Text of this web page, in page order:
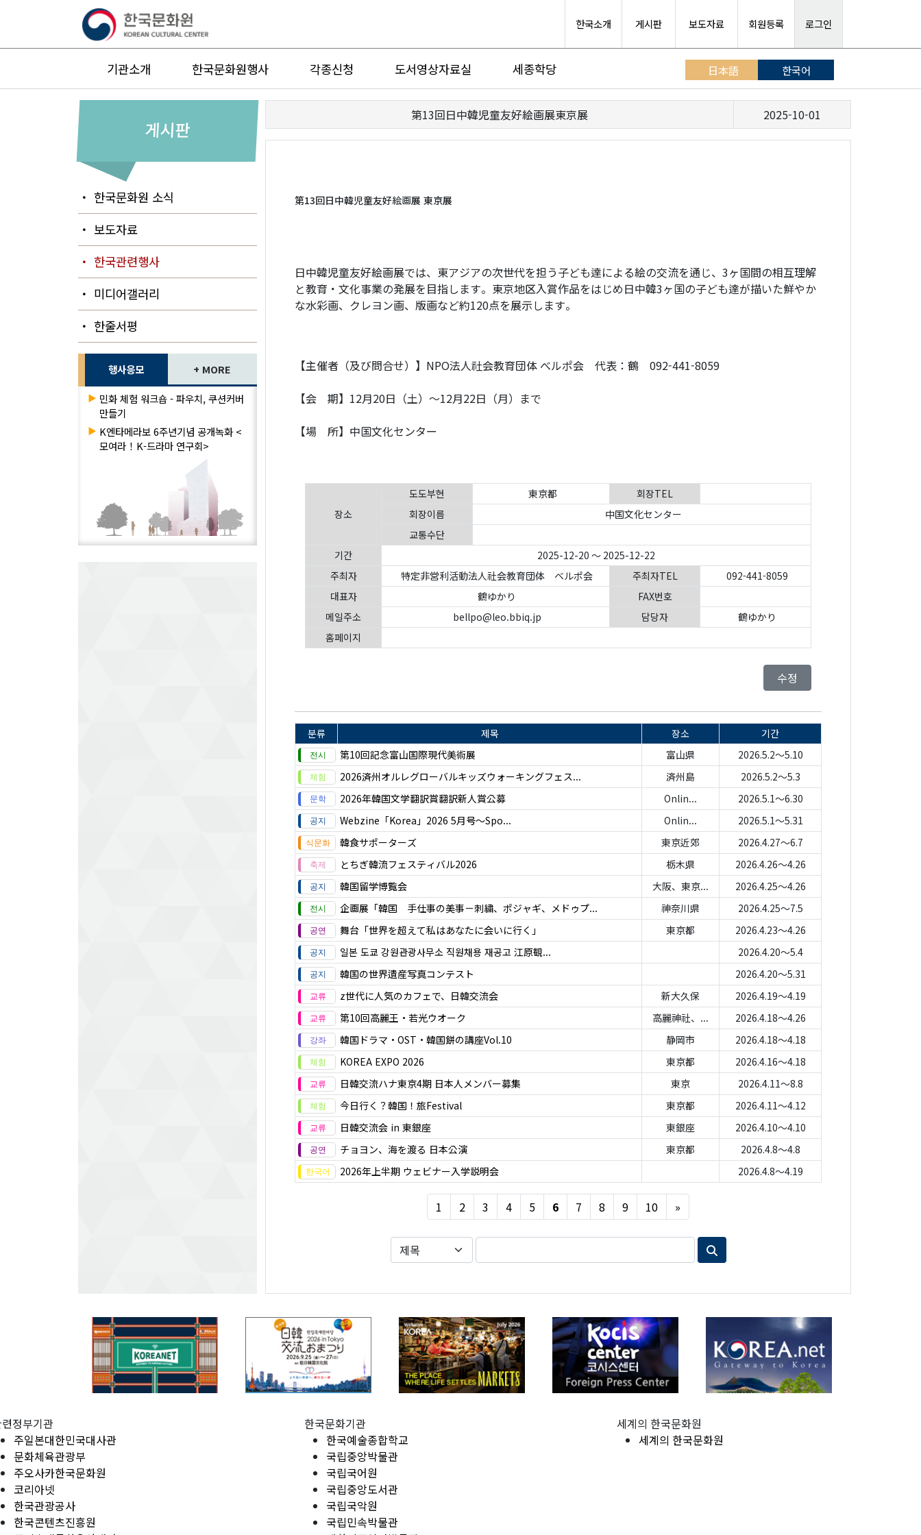
한국소개 게시판 보도자료 회원등록 로그인
기관소개 한국문화원행사 각종신청 도서영상자료실 세종학당 日本語 한국어
게시판
・ 한국문화원 소식
・ 보도자료
・ 한국관련행사
・ 미디어갤러리
・ 한줄서평
행사응모 + MORE
▶ 민화 체험 워크숍 - 파우치, 쿠션커버
만들기
▶ K엔타메라보 6주년기념 공개녹화 <
모여라！K-드라마 연구회>
第13回日中韓児童友好絵画展東京展 2025-10-01
第13回日中韓児童友好絵画展 東京展
日中韓児童友好絵画展では、東アジアの次世代を担う子ども達による絵の交流を通じ、3ヶ国間の相互理解
と教育・文化事業の発展を目指します。東京地区入賞作品をはじめ日中韓3ヶ国の子ども達が描いた鮮やか
な水彩画、クレヨン画、版画など約120点を展示します。
【主催者（及び問合せ）】NPO法人社会教育団体 べルポ会 代表：鶴 092-441-8059
【会 期】12月20日（土）～12月22日（月）まで
【場 所】中国文化センター
장소
도도부현 東京都
회장TEL
회장이름
中国文化センター
교통수단
기간
2025-12-20 ～ 2025-12-22
주최자
特定非営利活動法人社会教育団体 ベルポ会 주최자TEL
092-441-8059
대표자
鶴ゆかり
FAX번호
메일주소
bellpo@leo.bbiq.jp 담당자
鶴ゆかり
홈페이지
수정
분류 제목 장소
기간
第10回記念富山国際現代美術展
富山県
2026.5.2～5.10
2026済州オルレグローバルキッズウォーキングフェス...
済州島
2026.5.2～5.3
2026年韓国文学翻訳賞翻訳新人賞公募
Onlin...
2026.5.1～6.30
Webzine「Korea」2026 5月号～Spo...
Onlin...
2026.5.1～5.31
韓食サポーターズ
東京近郊
2026.4.27～6.7
とちぎ韓流フェスティバル2026
栃木県
2026.4.26～4.26
韓国留学博覧会
大阪、東京...
2026.4.25～4.26
企画展「韓国 手仕事の美事－刺繍、ポジャギ、メドゥプ...
神奈川県
2026.4.25～7.5
舞台「世界を超えて私はあなたに会いに行く」
東京都
2026.4.23～4.26
일본 도쿄 강원관광사무소 직원채용 재공고 江原観...
2026.4.20～5.4
韓国の世界遺産写真コンテスト
2026.4.20～5.31
z世代に人気のカフェで、日韓交流会
新大久保
2026.4.19～4.19
第10回高麗王・若光ウオーク
高麗神社、...
2026.4.18～4.26
韓国ドラマ・OST・韓国餅の講座Vol.10
静岡市
2026.4.18～4.18
KOREA EXPO 2026
東京都
2026.4.16～4.18
日韓交流ハナ東京4期 日本人メンバー募集
東京
2026.4.11～8.8
今日行く？韓国！旅Festival
東京都
2026.4.11～4.12
日韓交流会 in 東銀座
東銀座
2026.4.10～4.10
チョヨン、海を渡る 日本公演
東京都
2026.4.8～4.8
2026年上半期 ウェビナー入学説明会
2026.4.8～4.19
1 2 3 4 5 6 7 8 9 10 »
정부기관
주일본대한민국대사관
문화체육관광부
주오사카한국문화원
코리아넷
한국관광공사
한국콘텐츠진흥원
한국문화기관
한국예술종합학교
국립중앙박물관
국립국어원
국립중앙도서관
국립국악원
국립민속박물관
세계의 한국문화원
세계의 한국문화원